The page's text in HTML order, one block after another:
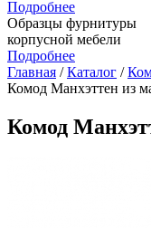
Подробнее
Образцы фурнитуры
корпусной мебели
Подробнее
Главная /Каталог /
Комод Манхэттен из
Комод